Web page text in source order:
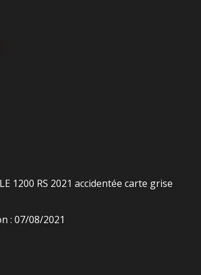
1200 RS 2021 accidentée carte grise
: 07/08/2021